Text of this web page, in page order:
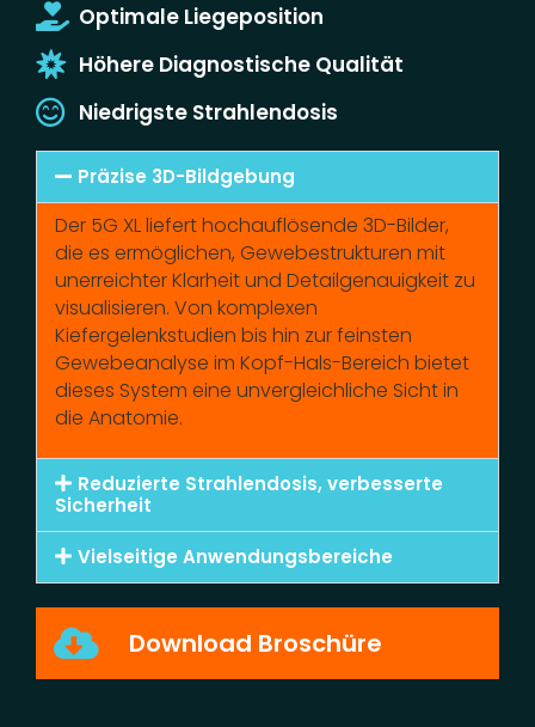
Optimale Liegeposition
Höhere Diagnostische Qualität
Niedrigste Strahlendosis
Präzise 3D-Bildgebung
Der 5G XL liefert hochauflösende 3D-Bilder,
die es ermöglichen, Gewebestrukturen mit
unerreichter Klarheit und Detailgenauigkeit zu
visualisieren. Von komplexen
Kiefergelenkstudien bis hin zur feinsten
Gewebeanalyse im Kopf-Hals-Bereich bietet
dieses System eine unvergleichliche Sicht in
die Anatomie.
Reduzierte Strahlendosis, verbesserte
Sicherheit
Vielseitige Anwendungsbereiche
Download Broschüre